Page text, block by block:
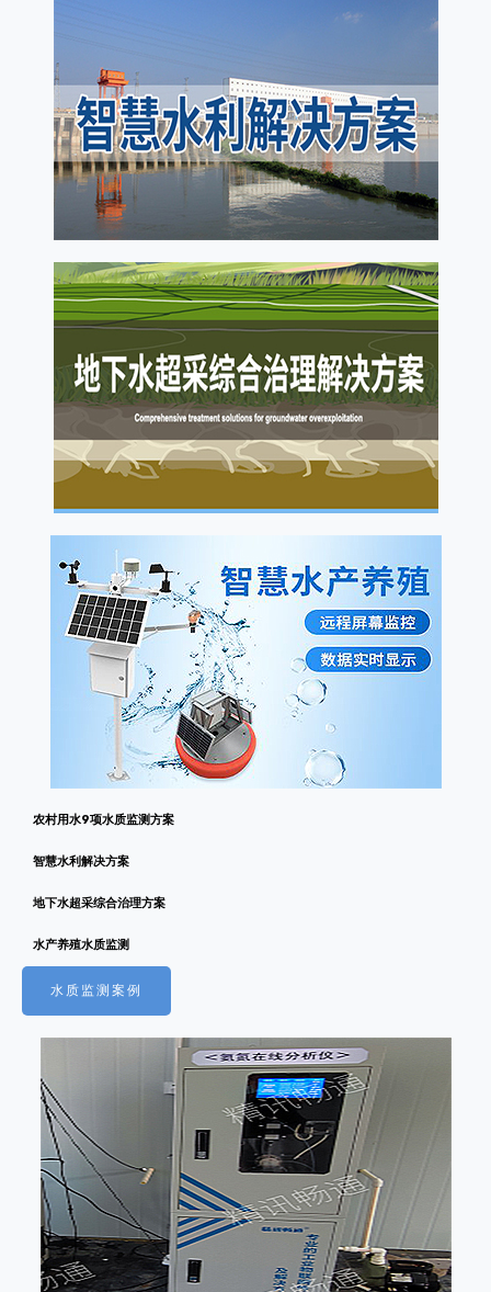
农村用水9项水质监测方案
智慧水利解决方案
地下水超采综合治理方案
水产养殖水质监测
水质监测案例